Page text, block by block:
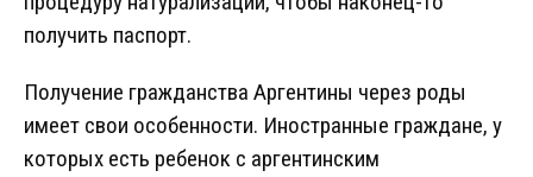
получить паспорт.
Получение гражданства Аргентины через роды
имеет свои особенности. Иностранные граждане, у
которых есть ребенок с аргентинским